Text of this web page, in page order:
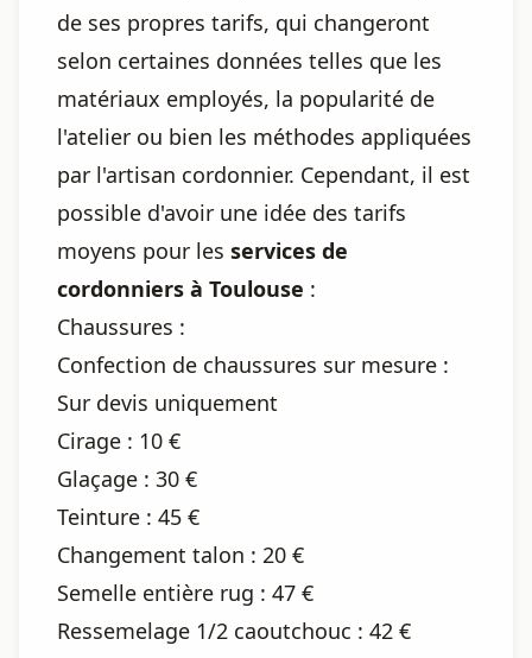
de ses propres tarifs, qui changeront
selon certaines données telles que les
matériaux employés, la popularité de
l'atelier ou bien les méthodes appliquées
par l'artisan cordonnier. Cependant, il est
possible d'avoir une idée des tarifs
moyens pour les services de
cordonniers à Toulouse :
Chaussures :
Confection de chaussures sur mesure :
Sur devis uniquement
Cirage : 10 €
Glaçage : 30 €
Teinture : 45 €
Changement talon : 20 €
Semelle entière rug : 47 €
Ressemelage 1/2 caoutchouc : 42 €